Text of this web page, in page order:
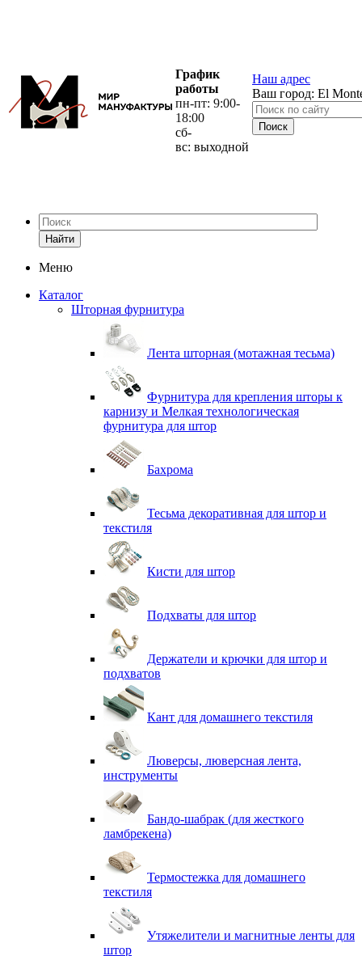
График
работы
пн-пт: 9:00-
18:00
сб-
вс: выходной
Наш адрес
Ваш город: El
Найти
Меню
Каталог
Шторная фурнитура
Лента шторная (мотажная тесьма)
Фурнитура для крепления шторы к
карнизу и Мелкая технологическая
фурнитура для штор
Бахрома
Тесьма декоративная для штор и
текстиля
Кисти для штор
Подхваты для штор
Держатели и крючки для штор и
подхватов
Кант для домашнего текстиля
Люверсы, люверсная лента,
инструменты
Бандо-шабрак (для жесткого
ламбрекена)
Термостежка для домашнего
текстиля
Утяжелители и магнитные ленты для
штор